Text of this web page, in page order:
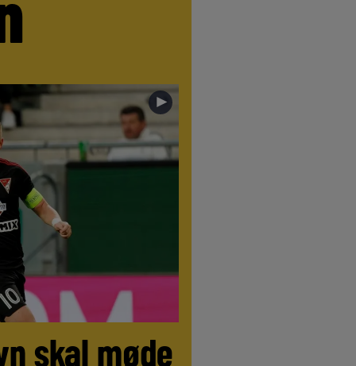
►
skal møde